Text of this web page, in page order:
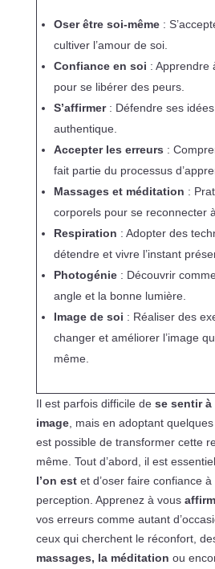
Oser être soi-même:
cultiver l’amour de soi.
Confiance en soi : Apprendre
pour se libérer des peurs.
S’affirmer: Défendre ses
authentique.
Accepter les erreurs :
fait partie du processus
Massages et méditation :
corporels pour se reconnecter
Respiration : Adopter des
détendre et vivre l’instant
Photogénie: Découvrir
angle et la bonne lumière.
Image de soi : Réaliser des
changer et améliorer l’image
même.
Il est parfois difficile de se sentir à
image, mais en adoptant
est possible de transformer cette
même. Tout d’abord, il est
l’on estet d’oser faire confiance
perception. Apprenez à vous
vos erreurs comme autant
ceux qui cherchent le réconfort,
massages, la méditation ou